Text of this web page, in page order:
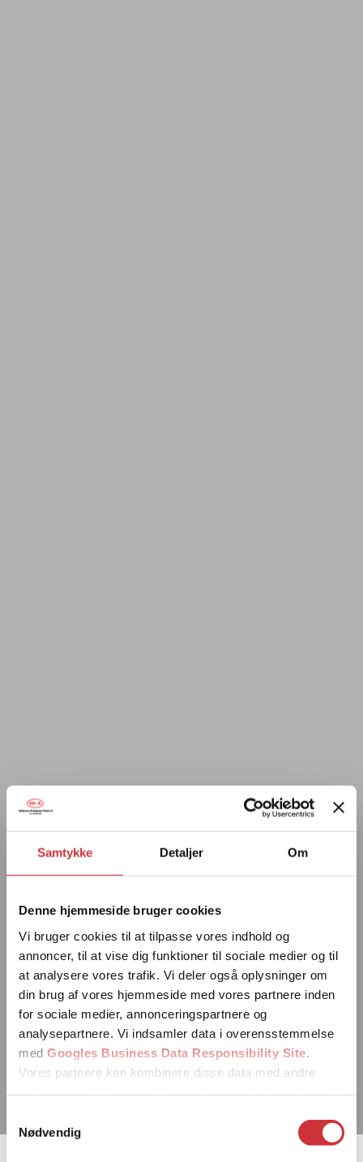
Samtykke Detaljer Om
Denne hjemmeside bruger cookies
Vi bruger cookies til at tilpasse vores indhold og
annoncer, til at vise dig funktioner til sociale medier og til
at analysere vores trafik. Vi deler også oplysninger om
din brug af vores hjemmeside med vores partnere inden
for sociale medier, annonceringspartnere og
analysepartnere. Vi indsamler data i overensstemmelse
med Googles Business Data Responsibility Site
Vores partnere kan kombinere disse data med andre
Nødvendig